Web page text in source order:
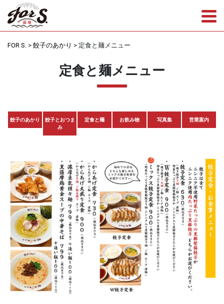
FOR S. > 餃子のあかり > 定食と麺メニュー
定食と麺メニュー
餃子のあかり
餃子とおつま
み
定食と麺 お飲み物 写真集 営業案内